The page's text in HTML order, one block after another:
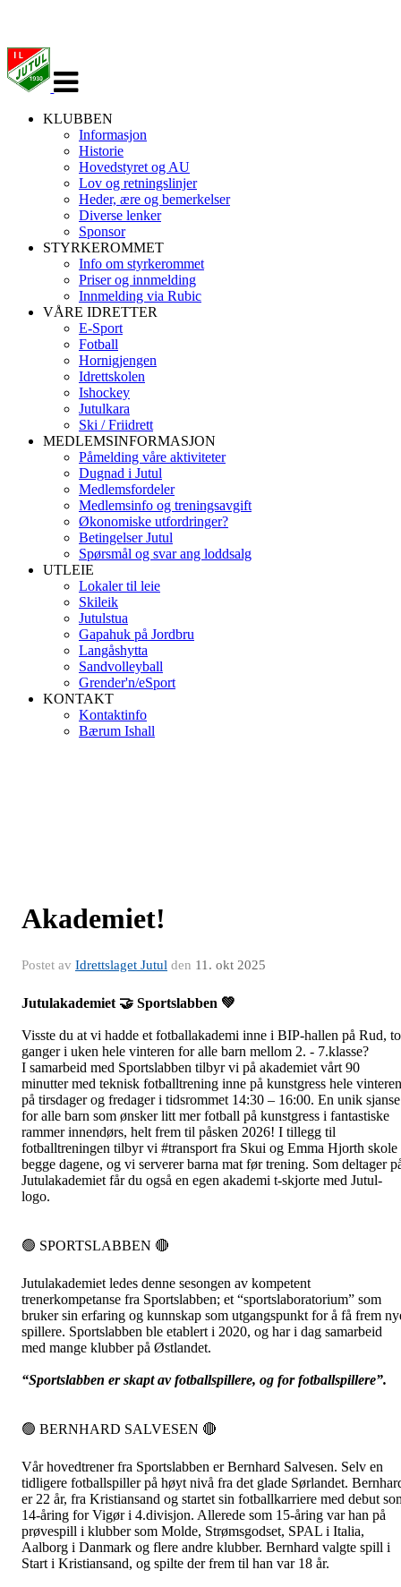
navigasjon
KLUBBEN
Informasjon
Historie
Hovedstyret og AU
Lov og retningslinjer
Heder, ære og bemerkelser
Diverse lenker
Sponsor
STYRKEROMMET
Info om styrkerommet
Priser og innmelding
Innmelding via Rubic
VÅRE IDRETTER
E-Sport
Fotball
Hornigjengen
Idrettskolen
Ishockey
Jutulkara
Ski / Friidrett
MEDLEMSINFORMASJON
Påmelding våre aktiviteter
Dugnad i Jutul
Medlemsfordeler
Medlemsinfo og treningsavgift
Økonomiske utfordringer?
Betingelser Jutul
Spørsmål og svar ang loddsalg
UTLEIE
Lokaler til leie
Skileik
Jutulstua
Gapahuk på Jordbru
Langåshytta
Sandvolleyball
Grender'n/eSport
KONTAKT
Kontaktinfo
Bærum Ishall
Akademiet!
Postet av Idrettslaget Jutul den 11. okt 2025
Jutulakademiet 🤝 Sportslabben 💚
Visste du at vi hadde et fotballakademi inne i BIP-hallen på Rud, to
ganger i uken hele vinteren for alle barn mellom 2. - 7.klasse?
I samarbeid med Sportslabben tilbyr vi på akademiet vårt 90
minutter med teknisk fotballtrening inne på kunstgress hele vinteren
på tirsdager og fredager i tidsrommet 14:30 – 16:00. En unik sjanse
for alle barn som ønsker litt mer fotball på kunstgress i fantastiske
rammer innendørs, helt frem til påsken 2026! I tillegg til
fotballtreningen tilbyr vi #transport fra Skui og Emma Hjorth skole
begge dagene, og vi serverer barna mat før trening. Som deltager
Jutulakademiet får du også en egen akademi t-skjorte med Jutul-
logo.
🟢 SPORTSLABBEN 🔴
Jutulakademiet ledes denne sesongen av kompetent
trenerkompetanse fra Sportslabben; et “sportslaboratorium” som
bruker sin erfaring og kunnskap som utgangspunkt for å få frem
spillere. Sportslabben ble etablert i 2020, og har i dag samarbeid
med mange klubber på Østlandet.
“Sportslabben er skapt av fotballspillere, og for fotballspillere”.
🟢 BERNHARD SALVESEN 🔴
Vår hovedtrener fra Sportslabben er Bernhard Salvesen. Selv en
tidligere fotballspiller på høyt nivå fra det glade Sørlandet.
er 22 år, fra Kristiansand og startet sin fotballkarriere med debut
14-åring for Vigør i 4.divisjon. Allerede som 15-åring var han på
prøvespill i klubber som Molde, Strømsgodset, SPAL i Italia,
Aalborg i Danmark og flere andre klubber. Bernhard valgte spill i
Start i Kristiansand, og spilte der frem til han var 18 år.